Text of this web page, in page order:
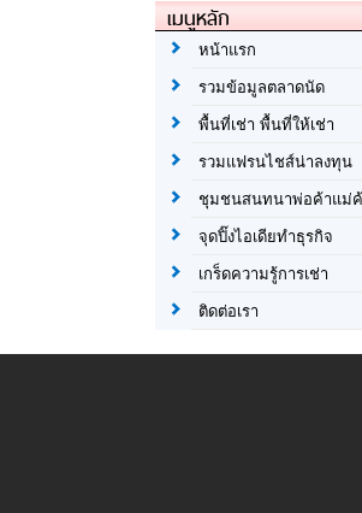
เมนูหลัก
หน้าแรก
รวมข้อมูลตลาดนัด
พื้นที่เช่า พื้นที่ให้เช่า
รวมแฟรนไชส์น่าลงทุน
ชุมชนสนทนาพ่อค้าแม่
จุดปิ๊งไอเดียทำธุรกิจ
เกร็ดความรู้การเช่า
ติดต่อเรา